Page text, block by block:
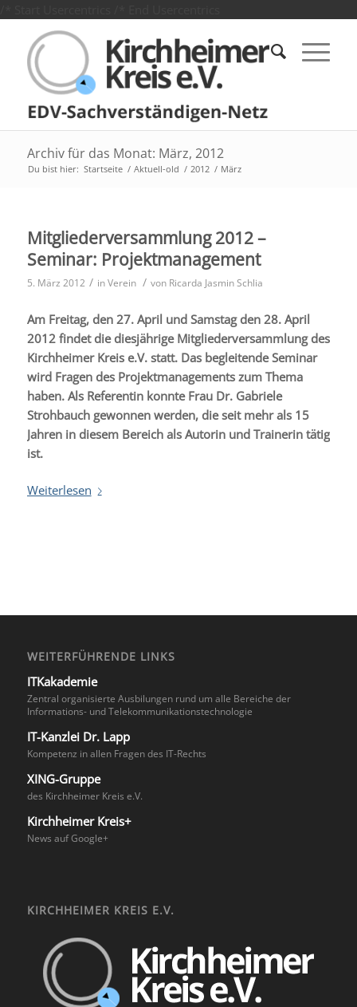
Archiv für das Monat: März, 2012
Du bist hier: Startseite / Aktuell-old / 2012 / März
Mitgliederversammlung 2012 –
Seminar: Projektmanagement
5. März 2012 / inVerein / von Ricarda Jasmin Schlia
Am Freitag, den 27. April und Samstag den 28. April
2012 findet die diesjährige Mitgliederversammlung des
Kirchheimer Kreis e.V. statt. Das begleitende Seminar
wird Fragen des Projektmanagements zum Thema
haben. Als Referentin konnte Frau Dr. Gabriele
Strohbauch gewonnen werden, die seit mehr als 15
Jahren in diesem Bereich als Autorin und Trainerin tätig
ist.
Weiterlesen
WEITERFÜHRENDE LINKS
ITKakademie
Zentral organisierte Ausbilungen rund um alle Bereiche der
Informations- und Telekommunikationstechnologie
IT-Kanzlei Dr. Lapp
Kompetenz in allen Fragen des IT-Rechts
XING-Gruppe
des Kirchheimer Kreis e.V.
Kirchheimer Kreis+
News auf Google+
KIRCHHEIMER KREIS E.V.